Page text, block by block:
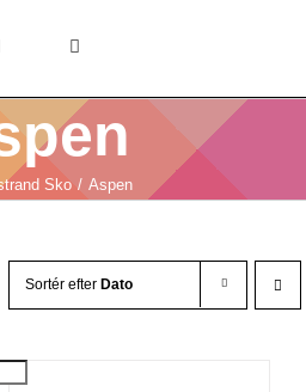
Sko Aspen
Sortér efter Dato